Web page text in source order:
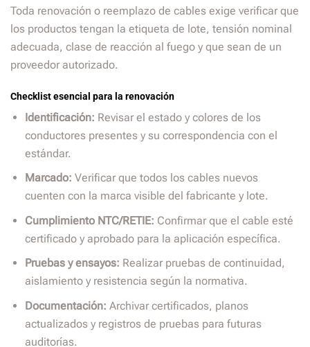
Toda renovación o reemplazo de cables exige verificar que
los productos tengan la etiqueta de lote, tensión nominal
adecuada, clase de reacción al fuego y que sean de un
proveedor autorizado.
Checklist esencial para la renovación
Identificación: Revisar el estado y colores de los
conductores presentes y su correspondencia con el
estándar.
Marcado: Verificar que todos los cables nuevos
cuenten con la marca visible del fabricante y lote.
Cumplimiento NTC/RETIE: Confirmar que el cable esté
certificado y aprobado para la aplicación específica.
Pruebas y ensayos: Realizar pruebas de continuidad,
aislamiento y resistencia según la normativa.
Documentación: Archivar certificados, planos
actualizados y registros de pruebas para futuras
auditorías.